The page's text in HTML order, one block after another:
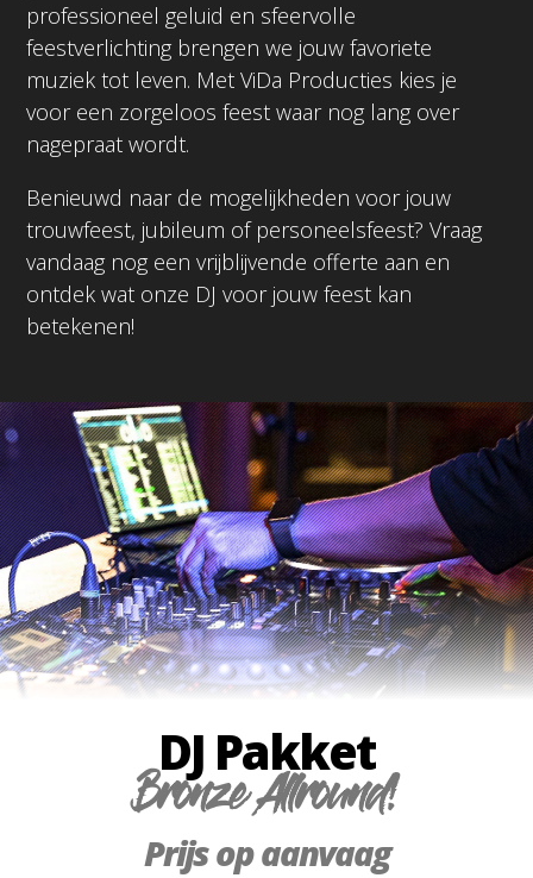
professioneel geluid en sfeervolle
feestverlichting brengen we jouw favoriete
muziek tot leven. Met ViDa Producties kies je
voor een zorgeloos feest waar nog lang over
nagepraat wordt.
Benieuwd naar de mogelijkheden voor jouw
trouwfeest, jubileum of personeelsfeest? Vraag
vandaag nog een vrijblijvende offerte aan en
ontdek wat onze DJ voor jouw feest kan
betekenen!
DJ Pakket
Bronze Allround!
Prijs op aanvaag